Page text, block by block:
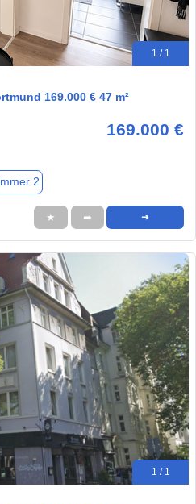
1 / 1
169.000 € 47 m²
169.000 €
2
★ ➦ ➜
1 / 1